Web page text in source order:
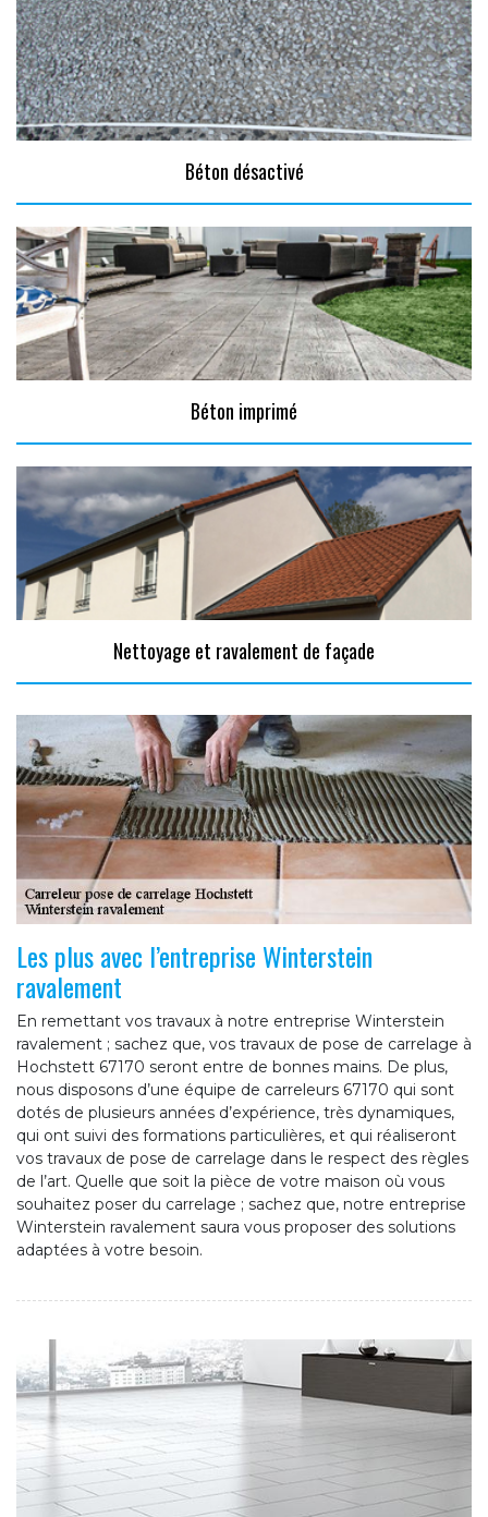
Béton désactivé
Béton imprimé
Nettoyage et ravalement de façade
Les plus avec l’entreprise Winterstein
ravalement
En remettant vos travaux à notre entreprise Winterstein
ravalement ; sachez que, vos travaux de pose de carrelage à
Hochstett 67170 seront entre de bonnes mains. De plus,
nous disposons d’une équipe de carreleurs 67170 qui sont
dotés de plusieurs années d’expérience, très dynamiques,
qui ont suivi des formations particulières, et qui réaliseront
vos travaux de pose de carrelage dans le respect des règles
de l’art. Quelle que soit la pièce de votre maison où vous
souhaitez poser du carrelage ; sachez que, notre entreprise
Winterstein ravalement saura vous proposer des solutions
adaptées à votre besoin.